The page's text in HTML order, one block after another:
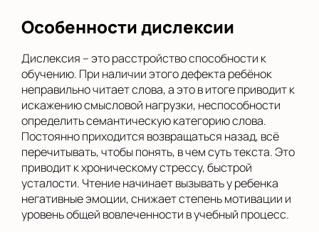
Особенности дислексии
Дислексия – это расстройство способности к
обучению. При наличии этого дефекта ребёнок
неправильно читает слова, а это в итоге приводит к
искажению смысловой нагрузки, неспособности
определить семантическую категорию слова.
Постоянно приходится возвращаться назад, всё
перечитывать, чтобы понять, в чем суть текста. Это
приводит к хроническому стрессу, быстрой
усталости. Чтение начинает вызывать у ребенка
негативные эмоции, снижает степень мотивации и
уровень общей вовлеченности в учебный процесс.